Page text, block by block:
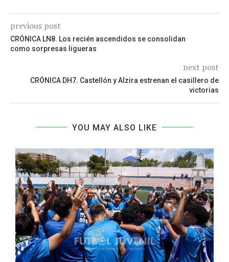
previous post
CRÓNICA LN8. Los recién ascendidos se consolidan
como sorpresas ligueras
next post
CRÓNICA DH7. Castellón y Alzira estrenan el casillero de
victorias
YOU MAY ALSO LIKE